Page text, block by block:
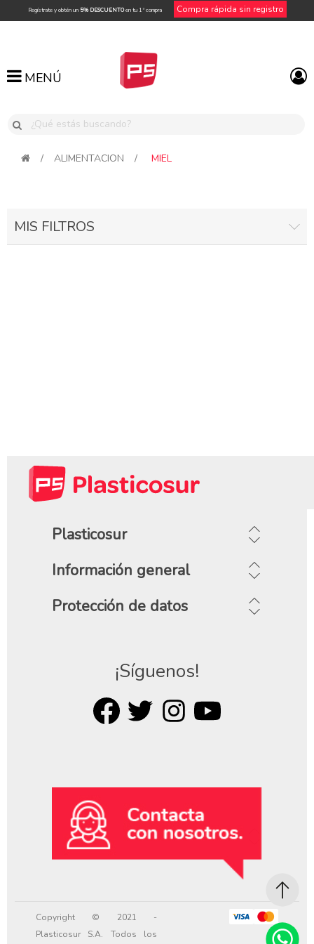
Regístrate y obtén un 5% DESCUENTOen tu 1ª compra Compra rápida sin registro
MENÚ
MENÚ
/ ALIMENTACION / MIEL
MIS FILTROS
Plasticosur
Información general
Protección de datos
¡Síguenos!
Copyright © 2021 -
Plasticosur S.A. Todos los